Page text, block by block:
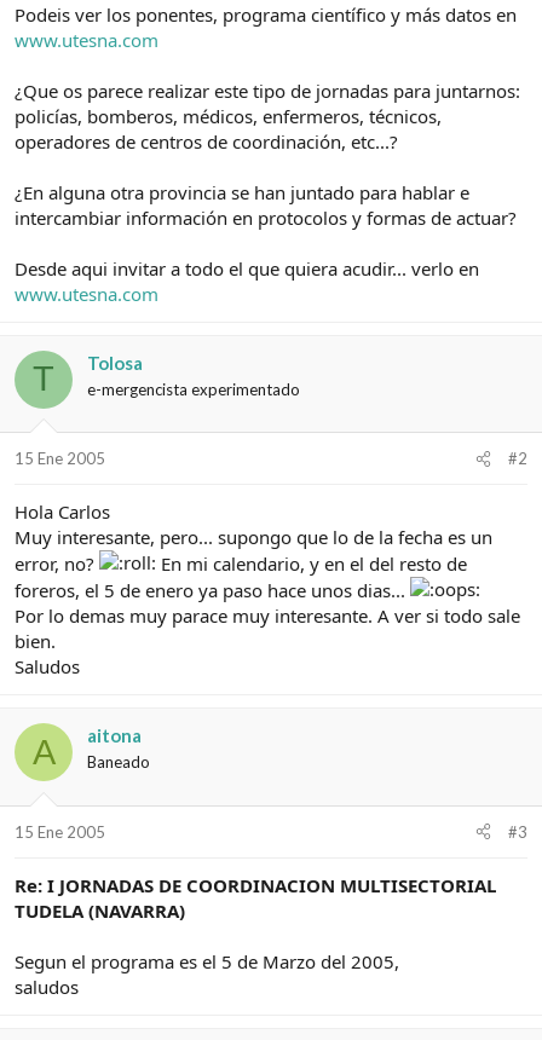
Podeis ver los ponentes, programa científico y más datos en
www.utesna.com
¿Que os parece realizar este tipo de jornadas para juntarnos:
policías, bomberos, médicos, enfermeros, técnicos,
operadores de centros de coordinación, etc...?
¿En alguna otra provincia se han juntado para hablar e
intercambiar información en protocolos y formas de actuar?
Desde aqui invitar a todo el que quiera acudir... verlo en
www.utesna.com
T Tolosa
e-mergencista experimentado
15 Ene 2005 #2
Hola Carlos
Muy interesante, pero... supongo que lo de la fecha es un
error, no?
En mi calendario, y en el del resto de
foreros, el 5 de enero ya paso hace unos dias...
Por lo demas muy parace muy interesante. A ver si todo sale
bien.
Saludos
A aitona
Baneado
15 Ene 2005 #3
Re: I JORNADAS DE COORDINACION MULTISECTORIAL
TUDELA (NAVARRA)
Segun el programa es el 5 de Marzo del 2005,
saludos